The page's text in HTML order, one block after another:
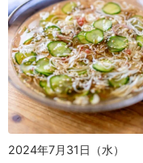
2024年7月31日（水）